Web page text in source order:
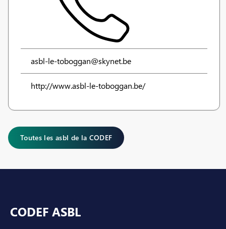
asbl-le-toboggan@skynet.be
http://www.asbl-le-toboggan.be/
Toutes les asbl de la CODEF
CODEF ASBL